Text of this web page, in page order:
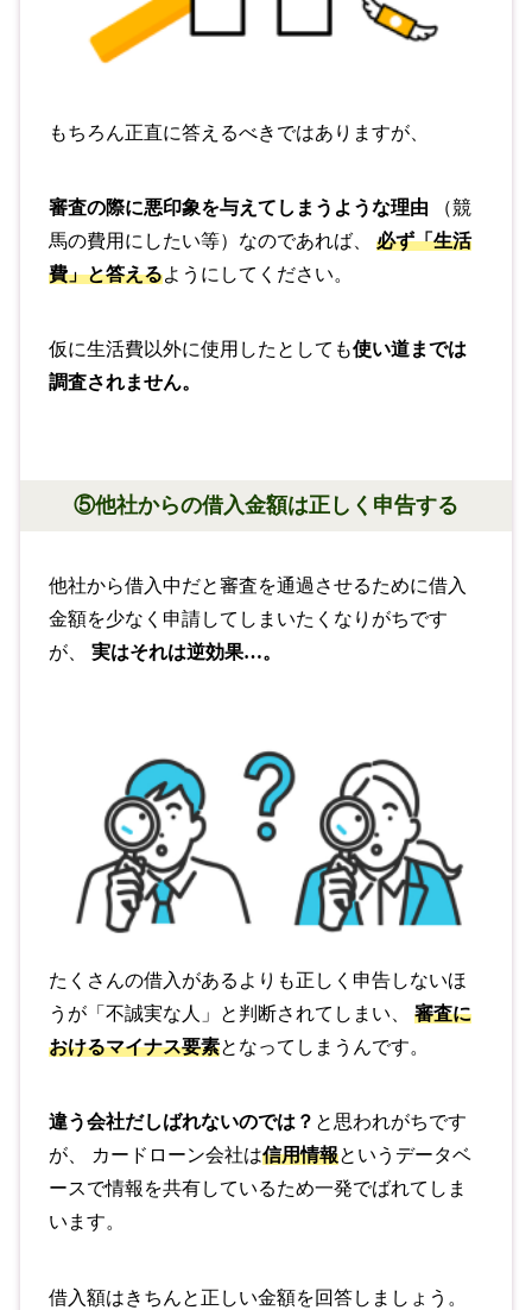
もちろん正直に答えるべきではありますが、
審査の際に悪印象を与えてしまうような理由 （競
馬の費用にしたい等）なのであれば、必ず「生活
費」と答えるようにしてください。
仮に生活費以外に使用したとしても使い道までは
調査されません。
⑤他社からの借入金額は正しく申告する
他社から借入中だと審査を通過させるために借入
金額を少なく申請してしまいたくなりがちです
が、実はそれは逆効果…。
たくさんの借入があるよりも正しく申告しないほ
うが「不誠実な人」と判断されてしまい、審査に
おけるマイナス要素となってしまうんです。
違う会社だしばれないのでは？ と思われがちです
が、 カードローン会社は信用情報というデータベ
ースで情報を共有しているため一発でばれてしま
います。
借入額はきちんと正しい金額を回答しましょう。